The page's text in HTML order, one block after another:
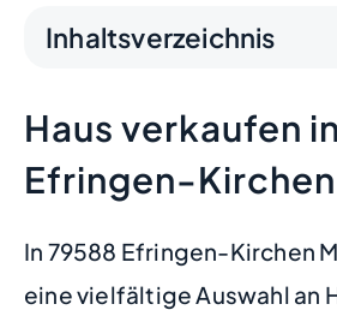
Inhaltsverzeichnis
Haus verkaufen
Efringen-
In 79588 Efringen-Kirchen
eine vielfältige Auswahl an